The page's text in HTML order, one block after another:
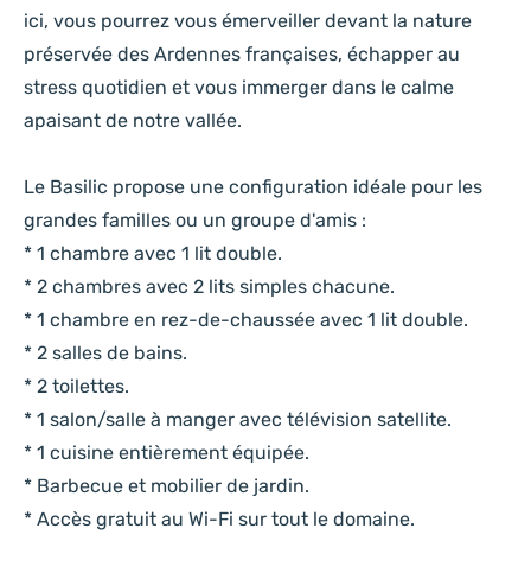
ici, vous pourrez vous émerveiller devant la nature
préservée des Ardennes françaises, échapper au
stress quotidien et vous immerger dans le calme
apaisant de notre vallée.
Le Basilic propose une configuration idéale pour les
grandes familles ou un groupe d'amis :
* 1 chambre avec 1 lit double.
* 2 chambres avec 2 lits simples chacune.
* 1 chambre en rez-de-chaussée avec 1 lit double.
* 2 salles de bains.
* 2 toilettes.
* 1 salon/salle à manger avec télévision satellite.
* 1 cuisine entièrement équipée.
* Barbecue et mobilier de jardin.
* Accès gratuit au Wi-Fi sur tout le domaine.